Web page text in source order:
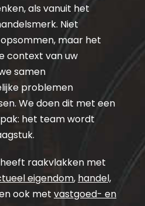
als vanuit het
Niet
maar het
context van uw
samen
problemen
We doen dit met een
het team wordt
raakvlakken met
eigendom, handel,
ook met vastgoed- en